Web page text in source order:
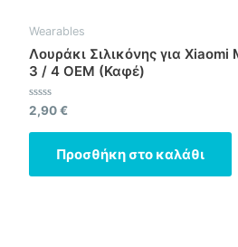
Wearables
Λουράκι Σιλικόνης για Xiaomi
3 / 4 OEM (Καφέ)
Βαθμολογήθηκε
με
0
2,90€
Προσθήκη στο καλάθι